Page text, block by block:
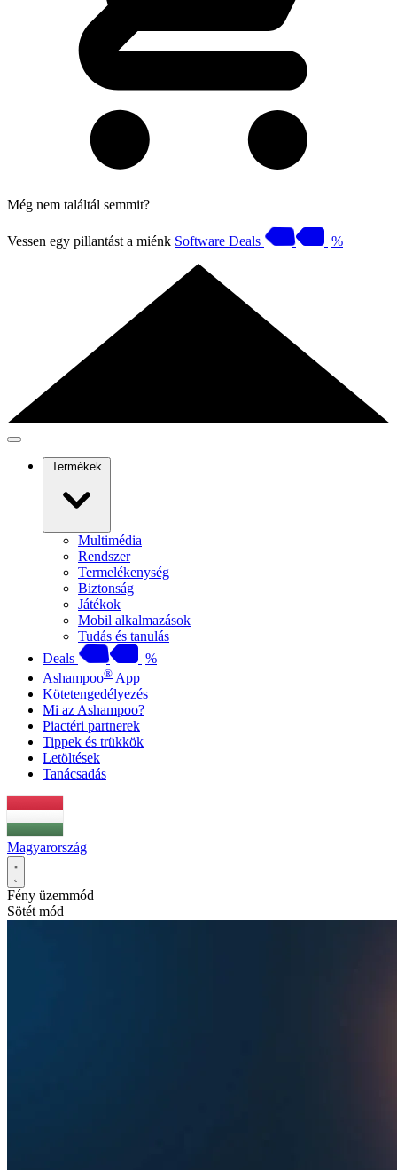
Még nem találtál semmit?
Vessen egy pillantást a miénk Software Deals %
Termékek
Multimédia
Rendszer
Termelékenység
Biztonság
Játékok
Mobil alkalmazások
Tudás és tanulás
Deals
%
Ashampoo® App
Kötetengedélyezés
Mi az Ashampoo?
Piactéri partnerek
Tippek és trükkök
Letöltések
Tanácsadás
Magyarország
Fény üzemmód
Sötét mód